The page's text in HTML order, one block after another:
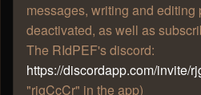
messages, writing and editing
deactivated, as well as
The RIdPEF's discord:
https://discordapp.com/invite/
"rjgCcCr" in the app)
Merci Mjollna et Zhao pour vos
Btw si vous avez des idée